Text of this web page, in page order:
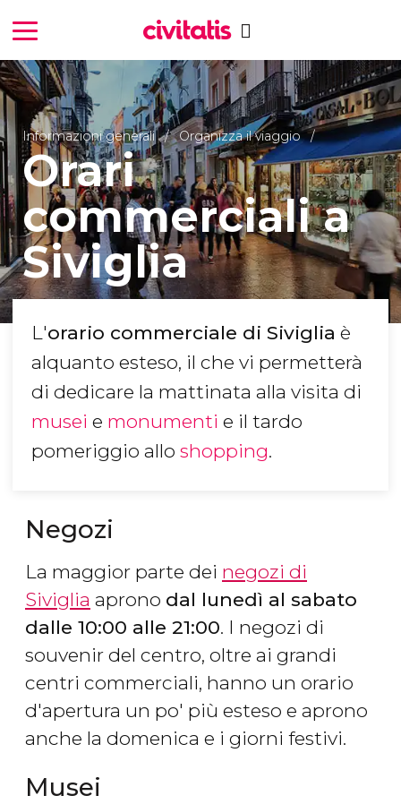
Informazioni generali Organizza il viaggio
Orari
commerciali a
Siviglia
L'orario commerciale di Siviglia è
alquanto esteso, il che vi permetterà
di dedicare la mattinata alla visita di
musei e monumenti e il tardo
pomeriggio allo shopping.
Negozi
La maggior parte dei negozi di
Siviglia aprono dal lunedì al sabato
dalle 10:00 alle 21:00. I negozi di
souvenir del centro, oltre ai grandi
centri commerciali, hanno un orario
d'apertura un po' più esteso e aprono
anche la domenica e i giorni festivi.
Musei